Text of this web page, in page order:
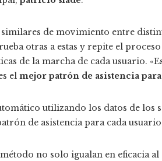
de movimiento entre
otras a estas y repite el
de la marcha de cada usuario.
el mejor patrón de asistencia
utilizando los datos de los
de asistencia para cada usuario
no solo igualan en eficacia